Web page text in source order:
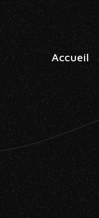
Accueil